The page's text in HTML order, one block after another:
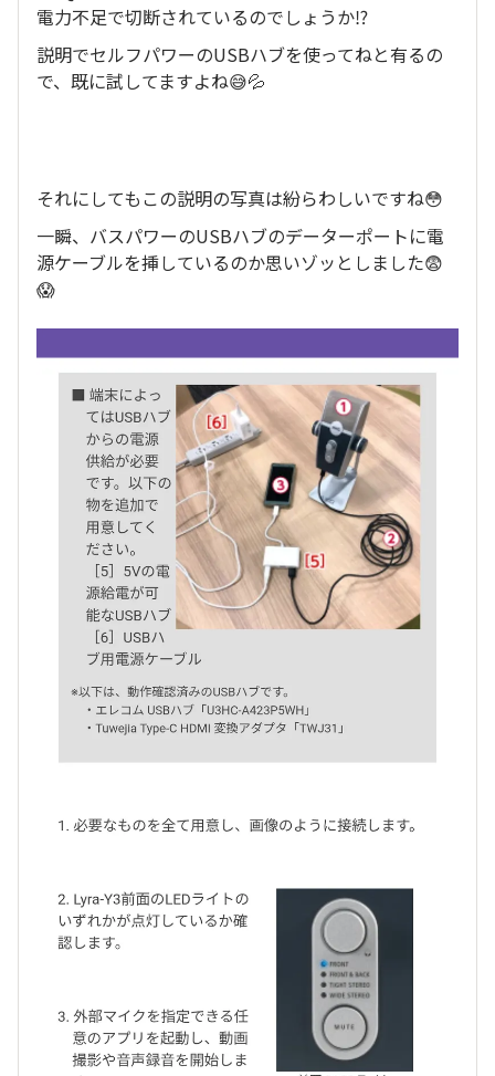
電力不足で切断されているのでしょうか⁉️
説明でセルフパワーのUSBハブを使ってねと有るの
で、既に試してますよね😅💦
それにしてもこの説明の写真は紛らわしいですね😳
一瞬、バスパワーのUSBハブのデーターポートに電
源ケーブルを挿しているのか思いゾッとしました😨
😱